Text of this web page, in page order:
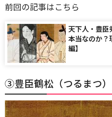
前回の記事はこちら
天下人・豊
本当なのか？
編】
③豊臣鶴松（つるまつ）